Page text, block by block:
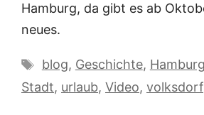
Hamburg, da gibt es ab
neues.
Schlagwörter
blog, Geschichte, Hamburg
Stadt, urlaub, Video, volksdorf